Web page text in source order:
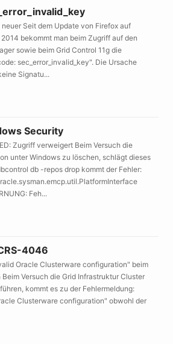
Seit dem Update von Firefox auf
bekommt man beim Zugriff auf den
sowie beim Grid Control 11g die
sec_error_invalid_key". Die Ursache
Signatu...
Security
Zugriff verweigert Beim Versuch die
unter Windows zu löschen, schlägt dieses
db -repos drop kommt der Fehler:
Feh...
4046
Oracle Clusterware configuration" beim
Versuch die Grid Infrastruktur Cluster
kommt es zu der Fehlermeldung:
Clusterware configuration" obwohl der